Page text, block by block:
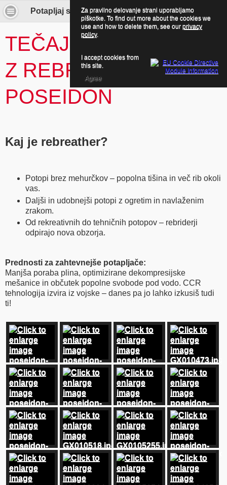
Potapljaj se z nami! - Tečaji potapljanja z rebriderjem POSEIDON
TEČAJI POTAPLJANJA
Z REBRIDERJEM
POSEIDON
Kaj je rebreather?
Potopi brez mehurčkov – popolna tišina in več rib okoli
vas.
Daljši in udobnejši potopi z ogretim in navlaženim
zrakom.
Od rekreativnih do tehničnih potopov – rebriderji
odpirajo nova obzorja.
Prednosti za zahtevnejše potapljače:
Manjša poraba plina, optimizirane dekompresijske
mešanice in občutek popolne svobode pod vodo. CCR
tehnologija izvira iz vojske – danes pa jo lahko izkusiš tudi
ti!
Za pravilno delovanje strani uporabljamo
piškotke. To find out more about the cookies we
use and how to delete them, see our privacy
policy.
I accept cookies from
this site.
Agree